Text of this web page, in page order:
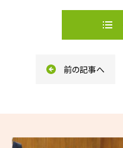
e
o
前の記事へ